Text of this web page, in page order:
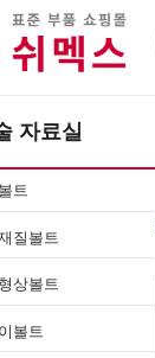
자료실
트
질볼트
상볼트
볼트